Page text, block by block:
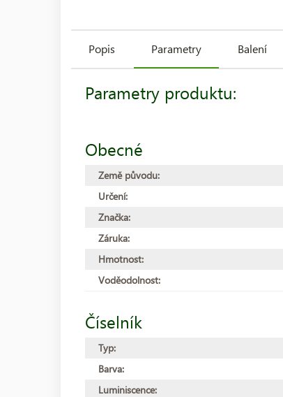
Popis Parametry Balení
Parametry produktu:
Obecné
Země původu:
Určení:
Značka:
Záruka:
Hmotnost:
Voděodolnost:
Číselník
Typ:
Barva:
Luminiscence: